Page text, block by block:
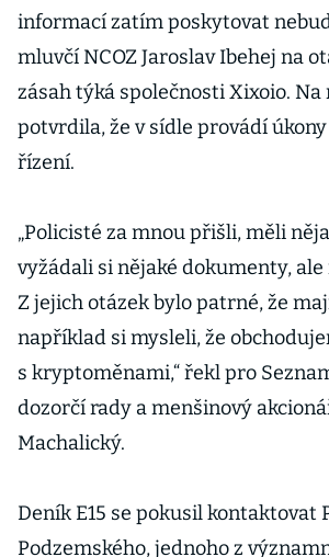
informací zatím poskytovat
mluvčí NCOZ Jaroslav Ibehej na
zásah týká společnosti Xixoio.
potvrdila, že v sídle provádí
řízení.
„Policisté za mnou přišli, měli
vyžádali si nějaké dokumenty,
Z jejich otázek bylo patrné, že
například si mysleli, že
s kryptoměnami,“ řekl pro
dozorčí rady a menšinový
Machalický.
Deník E15 se pokusil kontaktovat
Podzemského, jednoho z